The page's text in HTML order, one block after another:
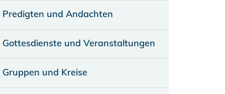
Predigten und Andachten
Gottesdienste und Veranstaltungen
Gruppen und Kreise